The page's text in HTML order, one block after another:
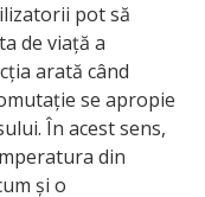
pot să
de viață a
arată când
se apropie
În acest sens,
din
și o